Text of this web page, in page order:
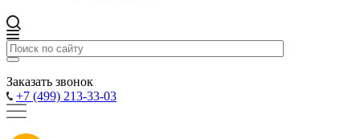
Заказать звонок
+7 (499) 213-33-03